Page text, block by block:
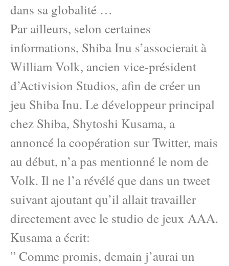
dans sa globalité …
Par ailleurs, selon certaines
informations, Shiba Inu s’associerait à
William Volk, ancien vice-président
d’Activision Studios, afin de créer un
jeu Shiba Inu. Le développeur principal
chez Shiba, Shytoshi Kusama, a
annoncé la coopération sur Twitter, mais
au début, n’a pas mentionné le nom de
Volk. Il ne l’a révélé que dans un tweet
suivant ajoutant qu’il allait travailler
directement avec le studio de jeux AAA.
Kusama a écrit:
” Comme promis, demain j’aurai un